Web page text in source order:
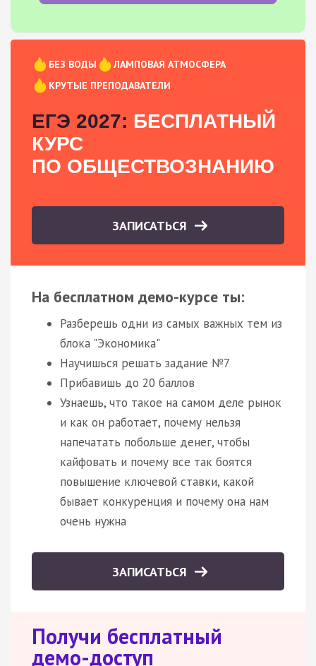
БЕЗ ВОДЫ
ЛАМПОВАЯ АТМОСФЕРА
КРУТЫЕ ПРЕПОДАВАТЕЛИ
ЕГЭ 2027: БЕСПЛАТНЫЙ
КУРС
ПО ОБЩЕСТВОЗНАНИЮ
ЗАПИСАТЬСЯ
На бесплатном демо-курсе ты:
Разберешь одни из самых важных тем из
блока "Экономика"
Научишься решать задание №7
Прибавишь до 20 баллов
Узнаешь, что такое на самом деле рынок
и как он работает, почему нельзя
напечатать побольше денег, чтобы
кайфовать и почему все так боятся
повышение ключевой ставки, какой
бывает конкуренция и почему она нам
очень нужна
ЗАПИСАТЬСЯ
Получи бесплатный
демо-доступ